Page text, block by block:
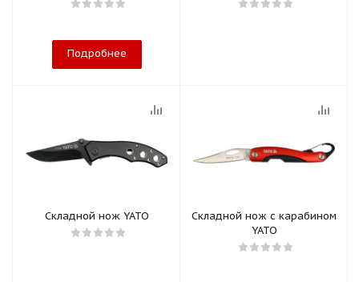
Подробнее
Складной нож YATO
Складной нож с карабином
YATO